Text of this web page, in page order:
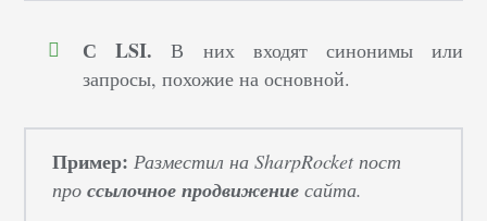
С LSI.В них входят синонимы или
запросы, похожие на основной.
Пример: Разместил на SharpRocket пост
проссылочное продвижениесайта.